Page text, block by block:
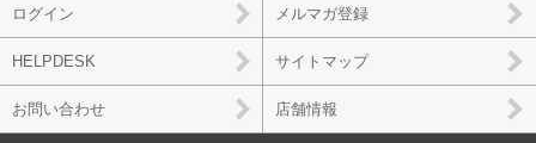
ログイン メルマガ登録
HELPDESK サイトマップ
お問い合わせ 店舗情報